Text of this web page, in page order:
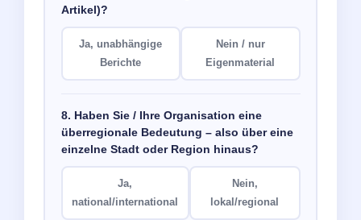
Artikel)?
Ja, unabhängige
Berichte
Nein / nur
Eigenmaterial
8. Haben Sie / Ihre Organisation eine
überregionale Bedeutung – also über eine
einzelne Stadt oder Region hinaus?
Ja,
national/international
Nein,
lokal/regional